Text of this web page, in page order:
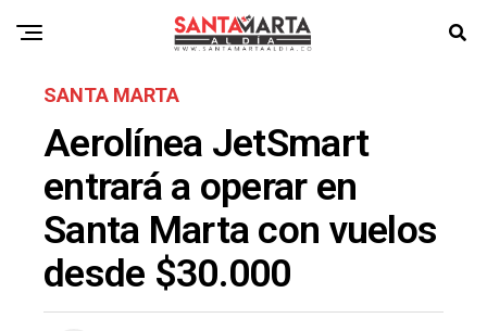
SANTA MARTA
Aerolínea JetSmart
entrará a operar en
Santa Marta con vuelos
desde $30.000